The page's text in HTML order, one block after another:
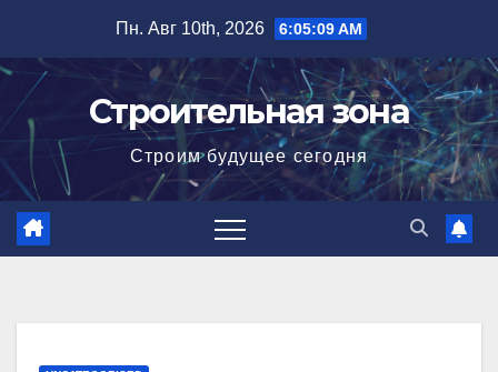
содержимому
Пн. Авг 10th, 2026 6:05:10 AM
Строительная зона
Строим будущее сегодня